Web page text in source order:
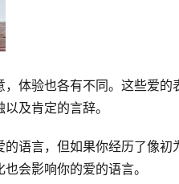
体验也各有不同。这些爱的
及肯定的言辞。
语言，但如果你经历了像
会影响你的爱的语言。